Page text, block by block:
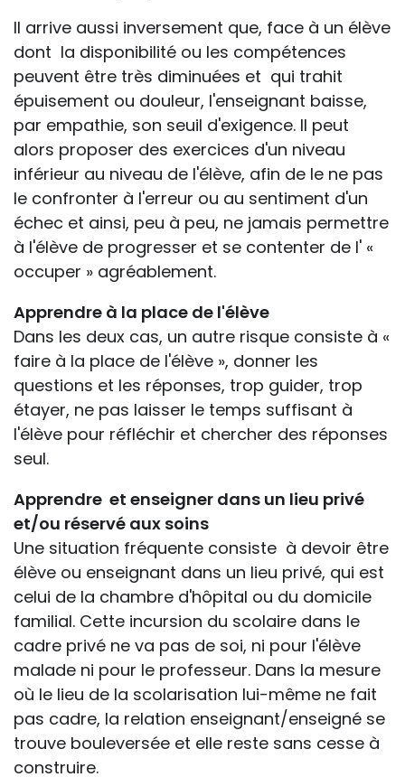
ll arrive aussi inversement que, face à un élève
dont la disponibilité ou les compétences
peuvent être très diminuées et qui trahit
épuisement ou douleur, l'enseignant baisse,
par empathie, son seuil d'exigence. Il peut
alors proposer des exercices d'un niveau
inférieur au niveau de l'élève, afin de le ne pas
le confronter à l'erreur ou au sentiment d'un
échec et ainsi, peu à peu, ne jamais permettre
à l'élève de progresser et se contenter de l' «
occuper » agréablement.
Apprendre à la place de l'élève
Dans les deux cas, un autre risque consiste à «
faire à la place de l'élève », donner les
questions et les réponses, trop guider, trop
étayer, ne pas laisser le temps suffisant à
l'élève pour réfléchir et chercher des réponses
seul.
Apprendre et enseigner dans un lieu privé
et/ou réservé aux soins
Une situation fréquente consiste à devoir être
élève ou enseignant dans un lieu privé, qui est
celui de la chambre d'hôpital ou du domicile
familial. Cette incursion du scolaire dans le
cadre privé ne va pas de soi, ni pour l'élève
malade ni pour le professeur. Dans la mesure
où le lieu de la scolarisation lui-même ne fait
pas cadre, la relation enseignant/enseigné se
trouve bouleversée et elle reste sans cesse à
construire.